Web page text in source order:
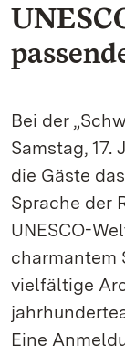
Bei der
Samstag, 17.
die Gäste
Sprache der
UNESCO-
charmantem
vielfältige
Eine